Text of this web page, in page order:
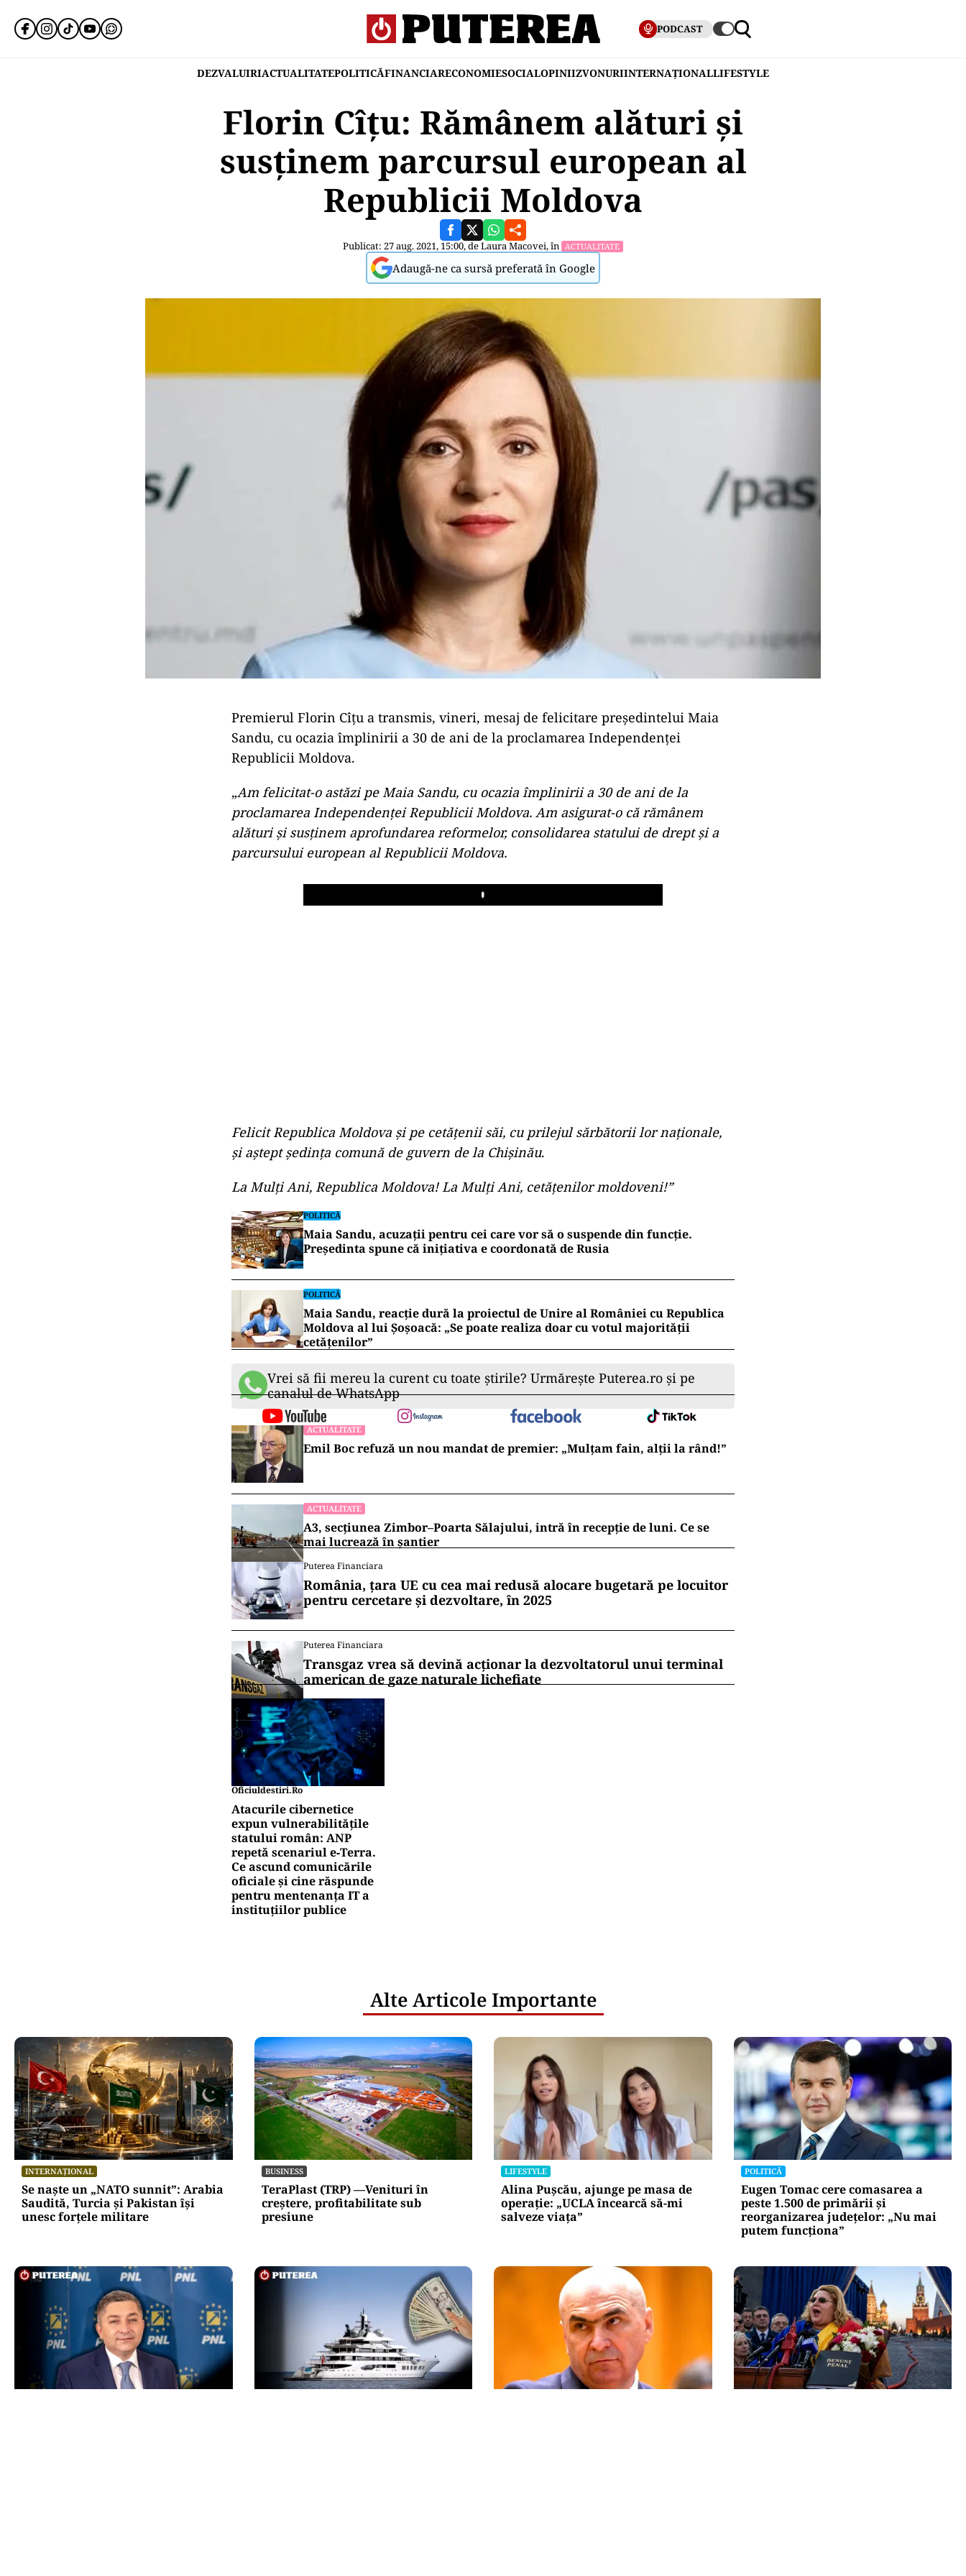
PODCAST
DEZVALUIRIACTUALITATEPOLITICĂFINANCIARECONOMIESOCIALOPINIIZVONURIINTERNAȚIONALLIFESTYLE
Florin Cîțu: Rămânem alături și
susținem parcursul european al
Republicii Moldova
Publicat: 27 aug. 2021, 15:00, deLaura Macovei, în ACTUALITATE
Adaugă-ne ca sursă preferată în Google
Premierul Florin Cîțu a transmis, vineri, mesaj de felicitare președintelui Maia
Sandu, cu ocazia împlinirii a 30 de ani de la proclamarea Independenței
Republicii Moldova.
„Am felicitat-o astăzi pe Maia Sandu, cu ocazia împlinirii a 30 de ani de la
proclamarea Independenței Republicii Moldova. Am asigurat-o că rămânem
alături și susținem aprofundarea reformelor, consolidarea statului de drept şi a
parcursului european al Republicii Moldova.
Play
Felicit Republica Moldova și pe cetățenii săi, cu prilejul sărbătorii lor naționale,
și aștept ședința comună de guvern de la Chișinău.
La Mulți Ani, Republica Moldova! La Mulți Ani, cetățenilor moldoveni!”
POLITICĂ
Maia Sandu, acuzații pentru cei care vor să o suspende din funcție.
Președinta spune că inițiativa e coordonată de Rusia
POLITICĂ
Maia Sandu, reacție dură la proiectul de Unire al României cu Republica
Moldova al lui Șoșoacă: „Se poate realiza doar cu votul majorității
cetățenilor”
Vrei să fii mereu la curent cu toate știrile? Urmărește Puterea.ro și pe
canalul de WhatsApp
ACTUALITATE
Emil Boc refuză un nou mandat de premier: „Mulțam fain, alții la rând!”
ACTUALITATE
A3, secțiunea Zimbor–Poarta Sălajului, intră în recepție de luni. Ce se
mai lucrează în șantier
Puterea Financiara
România, țara UE cu cea mai redusă alocare bugetară pe locuitor
pentru cercetare și dezvoltare, în 2025
Puterea Financiara
Transgaz vrea să devină acționar la dezvoltatorul unui terminal
american de gaze naturale lichefiate
Oficiuldestiri.ro
Atacurile cibernetice
expun vulnerabilitățile
statului român: ANP
repetă scenariul e‑Terra.
Ce ascund comunicările
oficiale și cine răspunde
pentru mentenanța IT a
instituțiilor publice
Alte Articole Importante
INTERNAȚIONAL
Se naște un „NATO sunnit”: Arabia
Saudită, Turcia și Pakistan își
unesc forțele militare
BUSINESS
TeraPlast (TRP) —Venituri în
creștere, profitabilitate sub
presiune
LIFESTYLE
Alina Pușcău, ajunge pe masa de
operație: „UCLA încearcă să-mi
salveze viața”
POLITICĂ
Eugen Tomac cere comasarea a
peste 1.500 de primării și
reorganizarea județelor: „Nu mai
putem funcționa”